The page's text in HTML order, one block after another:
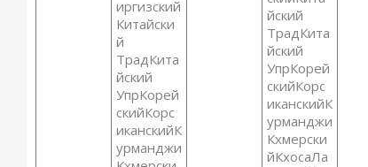
иргизский
Китайски
й
ТрадКита
йский
УпрКорей
скийКорс
иканскийК
урманджи
йский
ТрадКита
йский
УпрКорей
скийКорс
иканскийК
урманджи
Кхмерски
йКхосаЛа